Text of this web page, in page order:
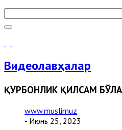
Видеолавҳалар
ҚУРБОНЛИК ҚИЛСАМ
www.muslimuz
- Июнь 25, 2023